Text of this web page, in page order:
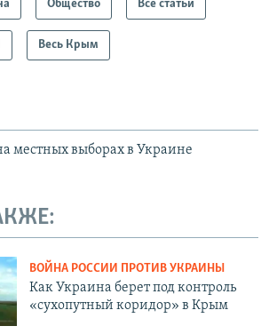
Общество Все статьи
Весь Крым
местных выборах в Украине
ВОЙНА РОССИИ ПРОТИВ УКРАИНЫ
Как Украина берет под контроль
«сухопутный коридор» в Крым